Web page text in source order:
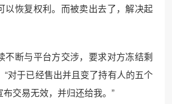
以恢复权利。而被卖出去了，解决起
不断与平台方交涉，要求对方冻结剩
“对于已经售出并且变了持有人的五个
交易无效，并归还给我。”